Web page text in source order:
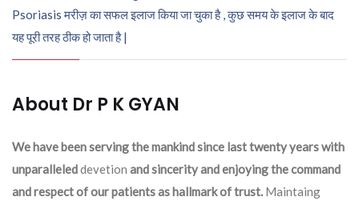
Psoriasis मरीज़ का सफल इलाज किया जा चुका है , कुछ समय के इलाज के बाद
यह पूरी तरह ठीक हो जाता है |
About Dr P K GYAN
We have been serving the mankind since last twenty years with
unparalleleddevetion and sincerity and enjoying the command
and respect of our patients as hallmark of trust. Maintaing